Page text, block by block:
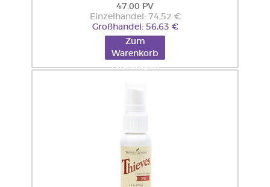
47.00 PV
Einzelhandel: 74,52 €
Großhandel: 56,63 €
Zum
Warenkorb
hinzufügen